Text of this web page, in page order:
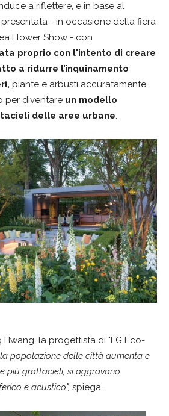
a riflettere, e in base al
presentata - in occasione della fiera
Flower Show - con
proprio con l'intento di creare
a ridurre l’inquinamento
piante e arbusti accuratamente
per diventare un modello
delle aree urbane.
la progettista di "LG Eco-
popolazione delle città aumenta e
più grattacieli, si aggravano
e acustico", spiega.